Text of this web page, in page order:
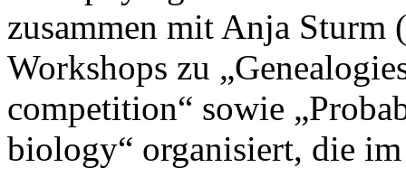
zusammen mit Anja
Workshops zu
competition“ sowie
biology“ organisiert, die